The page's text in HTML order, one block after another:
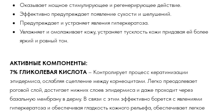
Оказывает мощное стимулирующее и регенерирующее действие.
Эффективно предупреждает появление сухости и шелушений.
Предупреждает и устраняет явления гиперкератоза.
Увлажняет и омолаживает кожу, устраняет тусклость кожи придавая ей более
яркий и ровный тон.
АКТИВНЫЕ КОМПОНЕНТЫ:
7% ГЛИКОЛЕВАЯ КИСЛОТА – Контролирует процесс кератинизации
эпидермиса, ослабляя сцепление между корнеоцитами. Легко преодолевает
роговой слой, достигает нижних слоев эпидермиса и даже проходит через
базальную мембрану в дерму. В связи с этим эффективно борется с явлениями
гиперкератоза и обеспечивая гладкость кожного рельефа, обеспечивает легкое